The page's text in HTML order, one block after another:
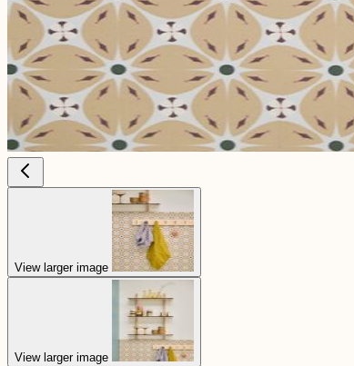
View larger image
View larger image